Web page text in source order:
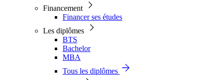
Financement
Financer ses études
Les diplômes
BTS
Bachelor
MBA
Tous les diplômes